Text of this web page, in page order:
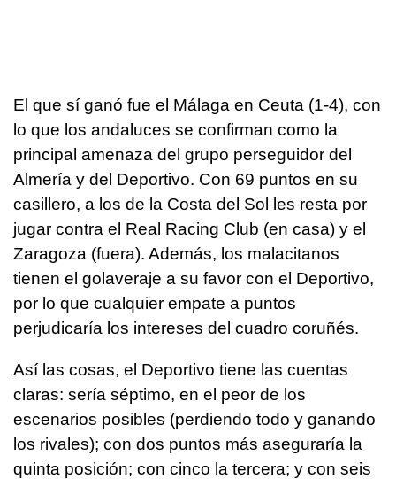
El que sí ganó fue el Málaga en Ceuta (1-4), con
lo que los andaluces se confirman como la
principal amenaza del grupo perseguidor del
Almería y del Deportivo. Con 69 puntos en su
casillero, a los de la Costa del Sol les resta por
jugar contra el Real Racing Club (en casa) y el
Zaragoza (fuera). Además, los malacitanos
tienen el golaveraje a su favor con el Deportivo,
por lo que cualquier empate a puntos
perjudicaría los intereses del cuadro coruñés.
Así las cosas, el Deportivo tiene las cuentas
claras: sería séptimo, en el peor de los
escenarios posibles (perdiendo todo y ganando
los rivales); con dos puntos más aseguraría la
quinta posición; con cinco la tercera; y con seis